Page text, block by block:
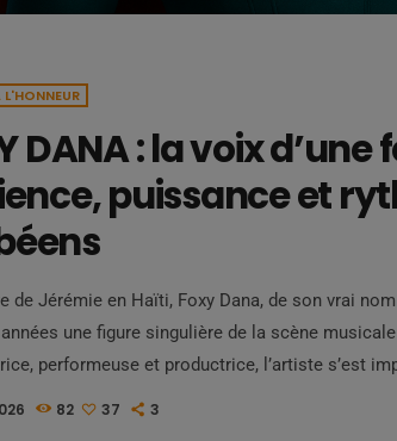
DANA : la voix
puissance et
de Jérémie en Haïti, Foxy Dana, de son vrai
une figure singulière de la scène
performeuse et productrice, l’artiste s’est
Dancehall, Hip-Hop, Trap et Pop urbaine,
82 37 3